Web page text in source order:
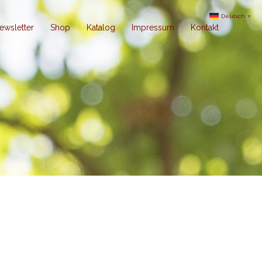
Shop Katalog Impressum Kontakt
Deutsch ▼